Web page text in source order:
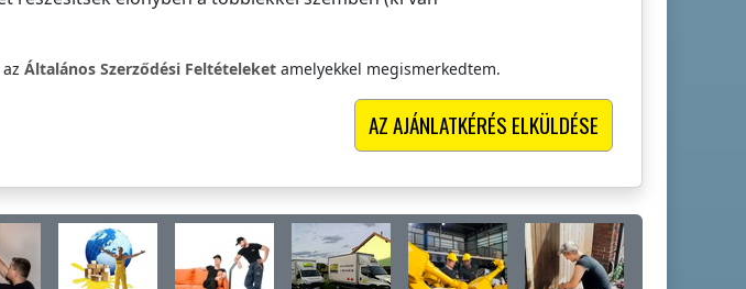
Általános Szerződési Feltételeket amelyekkel megismerkedtem.